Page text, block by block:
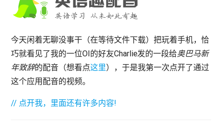
今天闲着无聊没事干（在等待文件下载）把玩着手机，恰
巧就看见了我的一位OI的好友Charlie发的一段给奥巴马新
年致辞的配音（想看点这里），于是我第一次点开了通过
这个应用配音的视频。
// 点开我，里面还有许多内容!